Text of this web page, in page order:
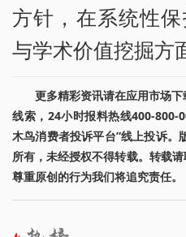
方针，在系统性
与学术价值挖掘方
更多精彩资讯请在应用市场
线索，24小时报料热线400-800-
木鸟消费者投诉平台”线上投诉。
所有，未经授权不得转载。转载
尊重原创的行为我们将追究责任。